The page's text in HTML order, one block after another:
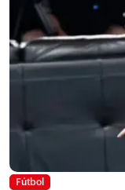
Fútbol